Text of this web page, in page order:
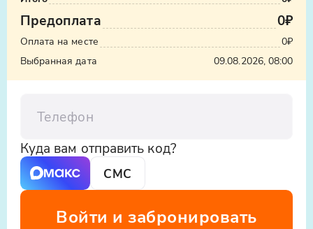
Узнайте экскурсии по Дагестану из
Махачкалы цена и экскурсии из Махачкалы
по Дагестану цены однодневные на нашем
сайте - мы предлагаем выгодные условия и
качественный сервис. Не упустите шанс
Дагестана!
ООО «Яндекс.Такси», ИНН: 7704340310,
erid:5jtCeReNx12oajvEYHEZWY9
Предоплата 0₽
Оплата на месте
0₽
Выбранная дата
09.08.2026, 08:00
Куда вам отправить код?
СМС
Войти и забронировать